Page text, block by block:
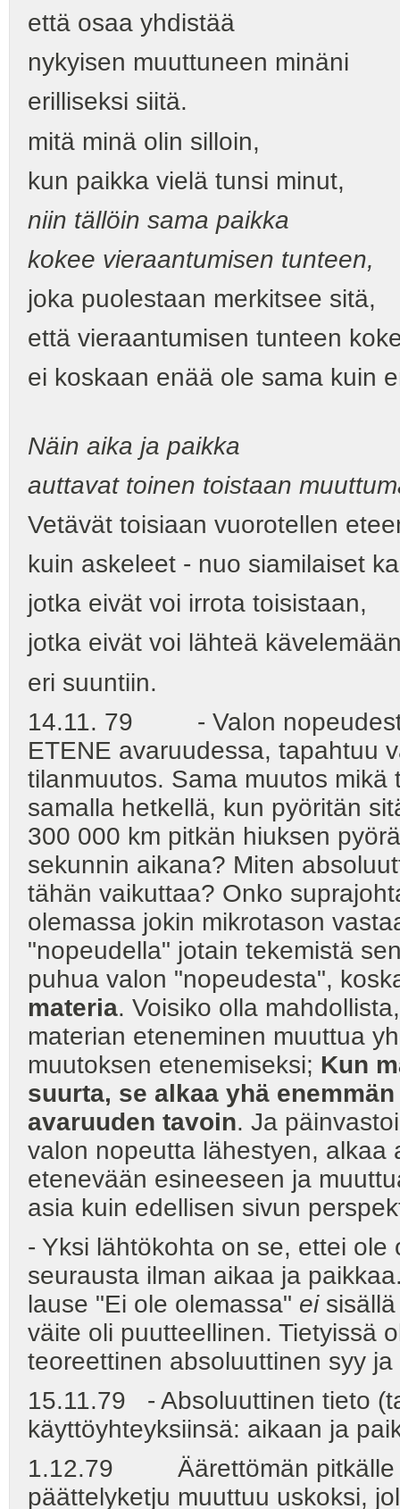
että osaa yhdistää
nykyisen muuttuneen minäni
erilliseksi siitä.
mitä minä olin silloin,
kun paikka vielä tunsi minut,
niin tällöin sama paikka
kokee vieraantumisen tunteen,
joka puolestaan merkitsee sitä,
että vieraantumisen tunteen
ei koskaan enää ole sama kuin
Näin aika ja paikka
auttavat toinen toistaan
Vetävät toisiaan vuorotellen
kuin askeleet - nuo siamilaiset
jotka eivät voi irrota toisistaan,
jotka eivät voi lähteä
eri suuntiin.
14.11. 79 - Valon
ETENE avaruudessa, tapahtuu
tilanmuutos. Sama muutos
samalla hetkellä, kun pyöritän
300 000 km pitkän hiuksen
sekunnin aikana? Miten
tähän vaikuttaa? Onko
olemassa jokin mikrotason
"nopeudella" jotain tekemistä
puhua valon "nopeudesta",
materia. Voisiko olla
materian eteneminen muuttua
muutoksen etenemiseksi; Kun
suurta, se alkaa yhä
avaruuden tavoin. Ja
valon nopeutta lähestyen, alkaa
etenevään esineeseen ja
asia kuin edellisen sivun
- Yksi lähtökohta on se, ettei
seurausta ilman aikaa ja
lause "Ei ole olemassa" eisisällä
väite oli puutteellinen. Tietyissä
teoreettinen absoluuttinen syy ja
15.11.79 - Absoluuttinen tieto
käyttöyhteyksiinsä: aikaan ja
1.12.79 Äärettömän pitkälle
päättelyketju muuttuu uskoksi,